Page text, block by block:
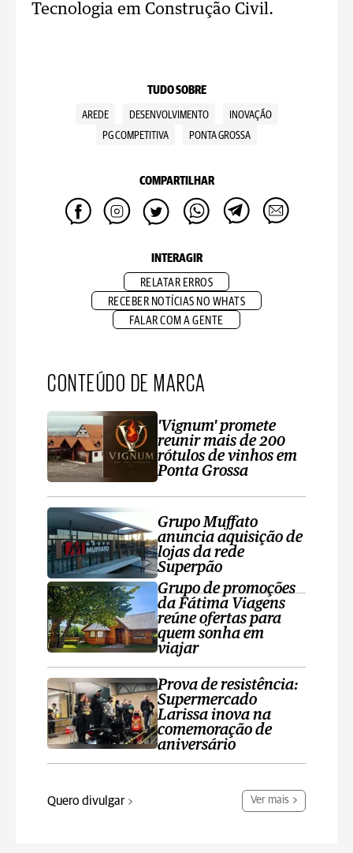
Tecnologia em Construção Civil.
TUDO SOBRE
AREDE DESENVOLVIMENTO
INOVAÇÃO
PG COMPETITIVA
PONTA GROSSA
COMPARTILHAR
INTERAGIR
RELATAR ERROS
RECEBER NOTÍCIAS NO WHATS
FALAR COM A GENTE
CONTEÚDO DE MARCA
'Vignum' promete
reunir mais de 200
rótulos de vinhos em
Ponta Grossa
Grupo Muffato
anuncia aquisição de
lojas da rede
Superpão
Grupo de promoções
da Fátima Viagens
reúne ofertas para
quem sonha em
viajar
Prova de resistência:
Supermercado
Larissa inova na
comemoração de
aniversário
Quero divulgar Ver mais